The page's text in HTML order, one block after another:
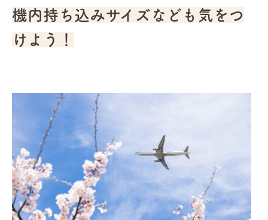
機内持ち込みサイズなども気をつ
けよう！